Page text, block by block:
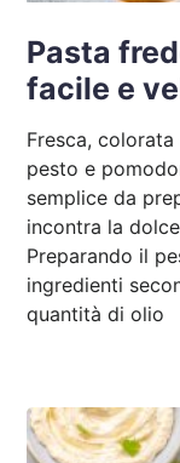
Pasta
facile e
Fresca,
pesto e
semplice da
incontra la
Preparando il
ingredienti
quantità di olio